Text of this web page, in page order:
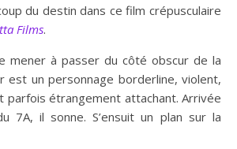
du destin dans ce film crépusculaire
Films.
mener à passer du côté obscur de la
est un personnage borderline, violent,
parfois étrangement attachant. Arrivée
7A, il sonne. S’ensuit un plan sur la